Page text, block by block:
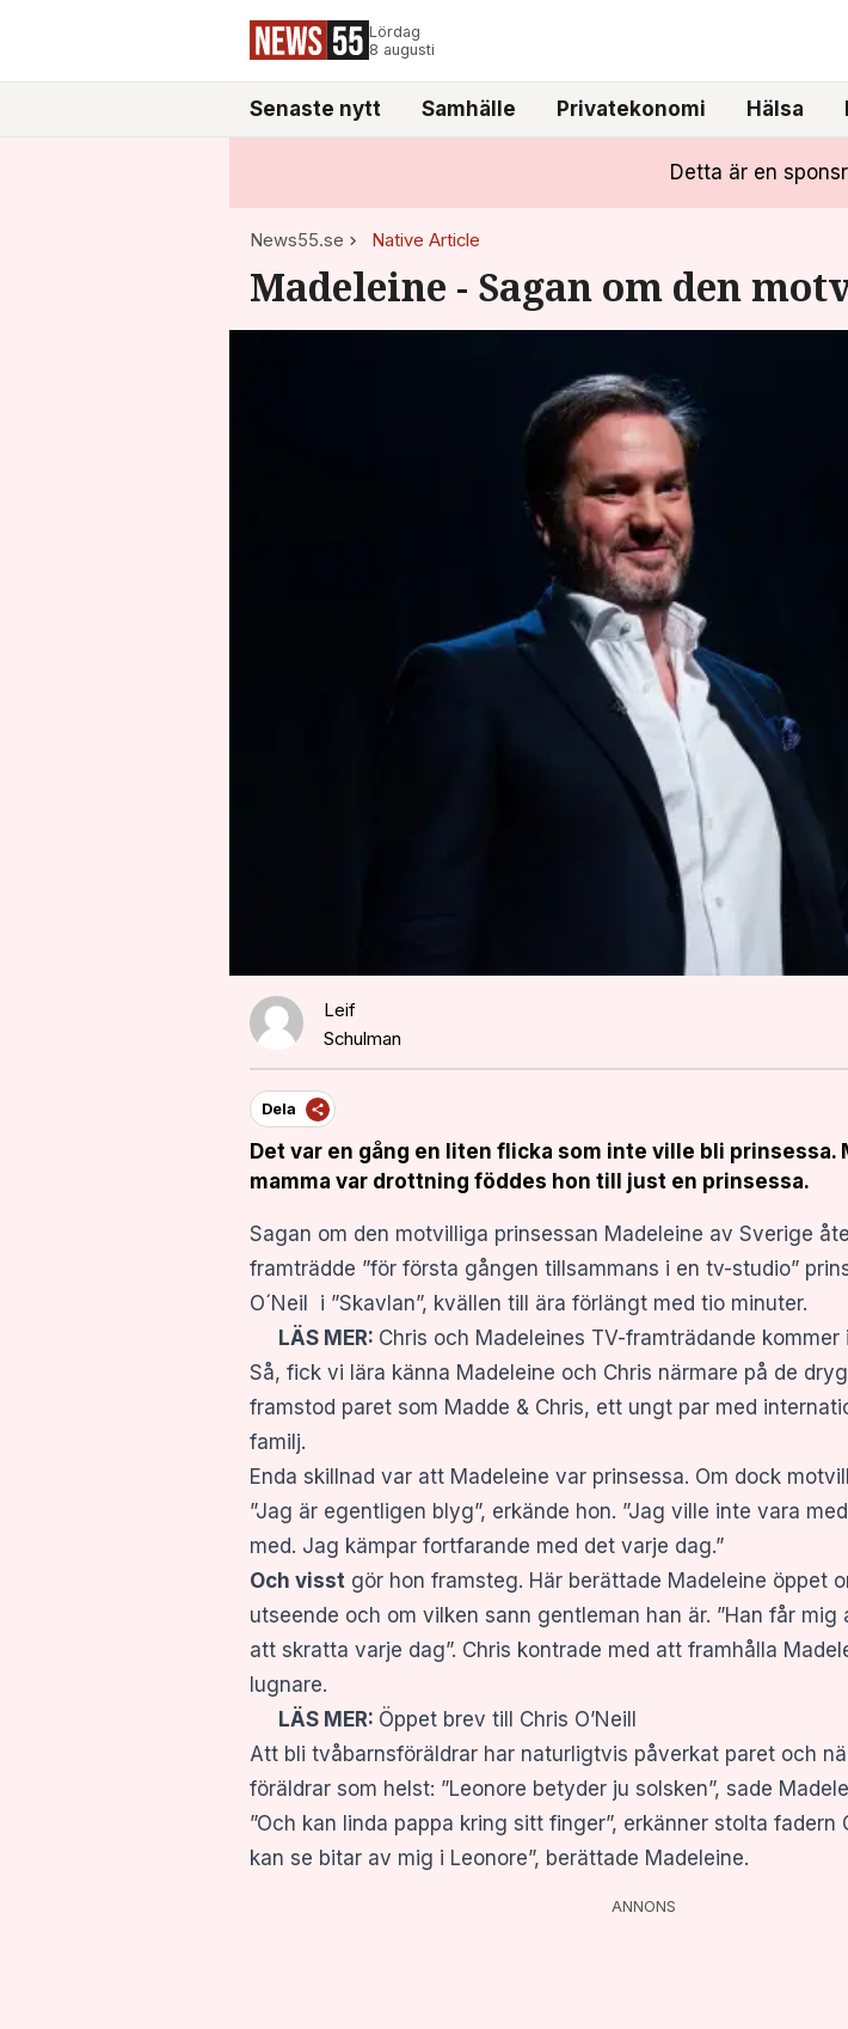
Lördag
8 augusti
Senaste nytt Samhälle Privatekonomi Hälsa
Detta är en
News55.se Native Article
Madeleine - Sagan om den
Leif
Schulman
Dela
Det var en gång en liten flicka som inte ville bli prinsessa.
mamma var drottning föddes hon till just en prinsessa.
Sagan om den motvilliga prinsessan Madeleine av Sverige
framträdde ”för första gången tillsammans i en tv-studio”
O´Neil i ”Skavlan”, kvällen till ära förlängt med tio minuter.
LÄS MER: Chris och Madeleines TV-framträdande kommer
Så, fick vi lära känna Madeleine och Chris närmare på de
framstod paret som Madde & Chris, ett ungt par med
familj.
Enda skillnad var att Madeleine var prinsessa. Om dock
”Jag är egentligen blyg”, erkände hon. ”Jag ville inte vara
med. Jag kämpar fortfarande med det varje dag.”
Och visst gör hon framsteg. Här berättade Madeleine öppet
utseende och om vilken sann gentleman han är. ”Han får
att skratta varje dag”. Chris kontrade med att framhålla
lugnare.
LÄS MER: Öppet brev till Chris O’Neill
Att bli tvåbarnsföräldrar har naturligtvis påverkat paret och
föräldrar som helst: ”Leonore betyder ju solsken”, sade
”Och kan linda pappa kring sitt finger”, erkänner stolta fadern
kan se bitar av mig i Leonore”, berättade Madeleine.
ANNONS